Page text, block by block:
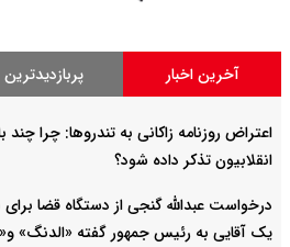
آخرین اخبار پربازدیدترین
اعتراض روزنامه زاکانی به تندروها‌: چرا چند
انقلابیون تذکر داده شود؟
درخواست عبدالله گنجی از دستگاه قضا
یک آقایی به رئیس جمهور گفته «الدنگ»